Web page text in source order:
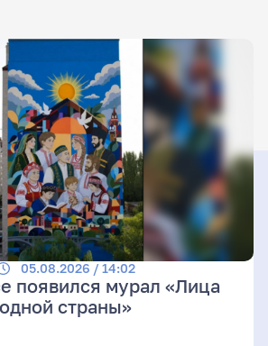
05.08.2026 / 14:02
появился мурал «Лица
одной страны»